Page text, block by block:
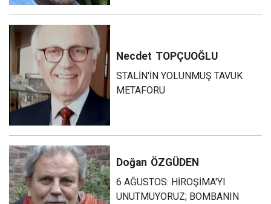
Necdet TOPÇUOĞLU
STALİN'İN YOLUNMUŞ TAVUK
METAFORU
Doğan ÖZGÜDEN
6 AĞUSTOS: HİROŞİMA'YI
UNUTMUYORUZ; BOMBANIN